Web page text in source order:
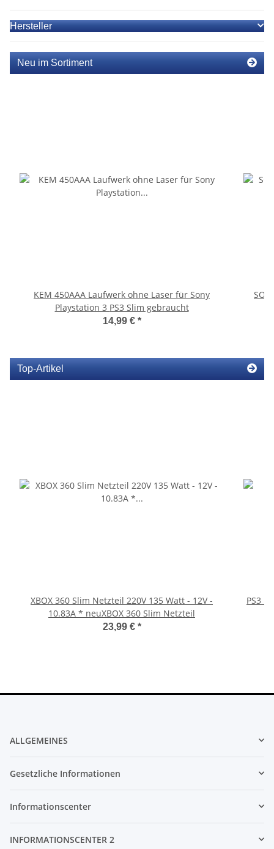
Hersteller
Neu im Sortiment
KEM 450AAA Laufwerk ohne Laser für Sony
Playstation 3 PS3 Slim gebraucht
14,99 € *
Top-Artikel
XBOX 360 Slim Netzteil 220V 135 Watt - 12V -
10.83A * neuXBOX 360 Slim Netzteil
23,99 € *
PS3
ALLGEMEINES
Gesetzliche Informationen
Informationscenter
INFORMATIONSCENTER 2